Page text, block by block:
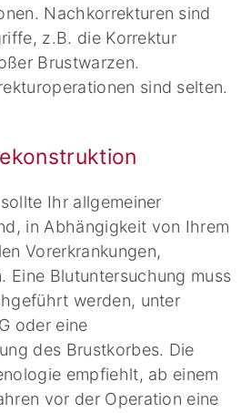
Nachkorrekturen sind
z.B. die Korrektur
Brustwarzen.
sind selten.
Ihr allgemeiner
in Abhängigkeit von Ihrem
Vorerkrankungen,
Eine Blutuntersuchung muss
werden, unter
oder eine
des Brustkorbes. Die
empfiehlt, ab einem
vor der Operation eine